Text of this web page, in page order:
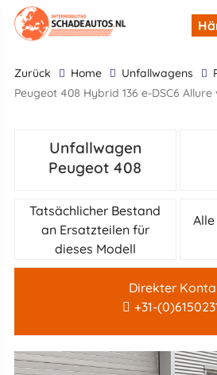
zurück Home Unfallwagens
Peugeot 408 Hybrid 136 e-DSC6
Unfallwagen
Peugeot 408
Tatsächlicher Bestand
an Ersatzteilen für
dieses Modell
Direkter
+31-